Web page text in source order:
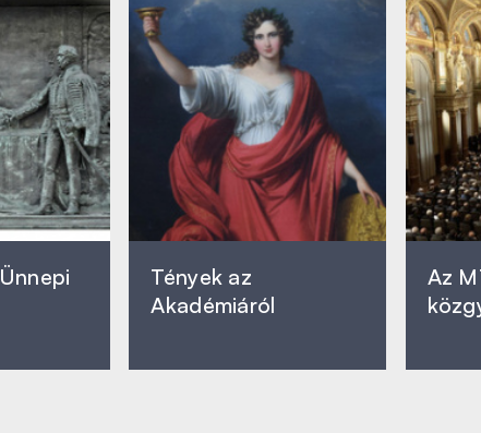
Tények az
Akadémiáról
Az